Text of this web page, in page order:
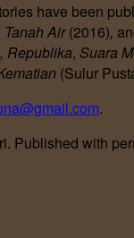
have been
Tanah Air(2016),
Republika, Suara
(Sulur
.
Published with